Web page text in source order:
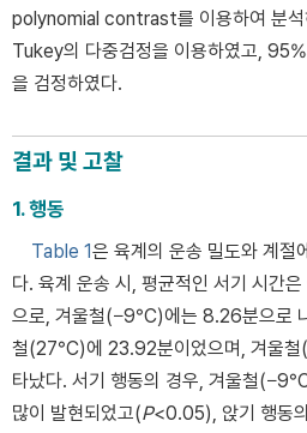
polynomial contrast를 이용하여 분석
Tukey의 다중검정을 이용하였고,
을 검정하였다.
결과 및 고찰
1. 행동
Table 1은 육계의 운송 밀도와 계절
다. 육계 운송 시, 평균적인 서기 시간
으로, 겨울철(−9°C)에는 8.26분으로
철(27°C)에 23.92분이었으며, 겨울
타났다. 서기 행동의 경우, 겨울철
많이 발현되었고(P<0.05), 앉기 행동